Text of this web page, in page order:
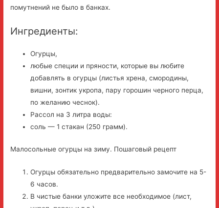
помутнений не было в банках.
Ингредиенты:
Огурцы,
любые специи и пряности, которые вы любите
добавлять в огурцы (листья хрена, смородины,
вишни, зонтик укропа, пару горошин черного перца,
по желанию чеснок).
Рассол на 3 литра воды:
соль — 1 стакан (250 грамм).
Малосольные огурцы на зиму. Пошаговый рецепт
Огурцы обязательно предварительно замочите на 5-
6 часов.
В чистые банки уложите все необходимое (лист,